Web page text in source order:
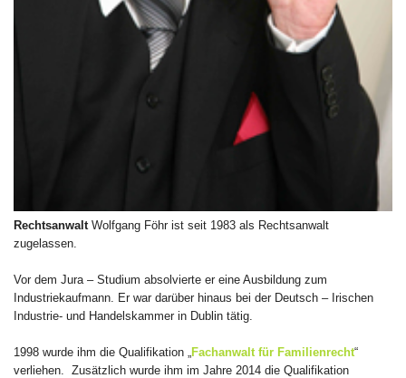
Rechtsanwalt Wolfgang Föhr ist seit 1983 als Rechtsanwalt
zugelassen.
Vor dem Jura – Studium absolvierte er eine Ausbildung zum
Industriekaufmann. Er war darüber hinaus bei der Deutsch – Irischen
Industrie- und Handelskammer in Dublin tätig.
1998 wurde ihm die Qualifikation „ Fachanwalt für Familienrecht“
verliehen. Zusätzlich wurde ihm im Jahre 2014 die Qualifikation